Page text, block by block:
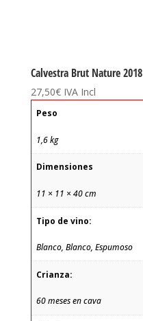
Calvestra Brut Nature 2018
27,50€ IVA Incl
Peso
1,6 kg
Dimensiones
11 × 11 × 40 cm
Tipo de vino:
Blanco, Blanco, Espumoso
Crianza:
60 meses en cava